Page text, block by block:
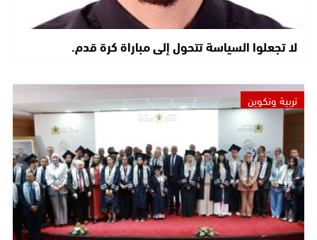
لا تجعلوا السياسة تتحول إلى مباراة كرة قدم.
تربية وتكوين